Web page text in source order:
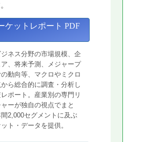
ケットレポート PDF
ネス分野の市場規模、企
、将来予測、メジャープ
の動向等、マクロやミクロ
ら総合的に調査・分析し
ポート。産業別の専門リ
ーが独自の視点でまと
2,000セグメントに及ぶ
ト・データを提供。